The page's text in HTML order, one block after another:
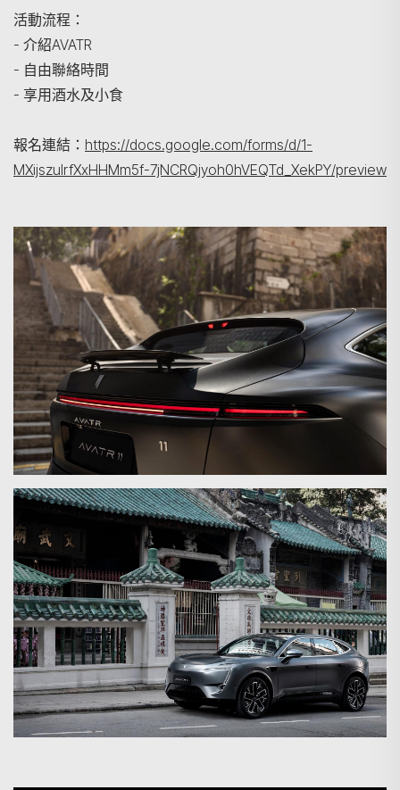
活動流程：
- 介紹AVATR
- ⁠自由聯絡時間
- ⁠享用酒水及小食
報名連結： https://docs.google.com/forms/d/1-
MXijszulrfXxHHMm5f-7jNCRQjyoh0hVEQTd_XekPY/preview